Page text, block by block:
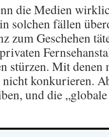
die Medien
solchen fällen
zum Geschehen
stürzen. Mit
konkurieren.
und die